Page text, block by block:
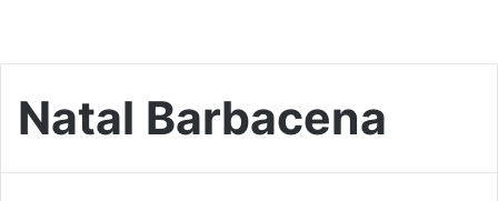
Natal Barbacena